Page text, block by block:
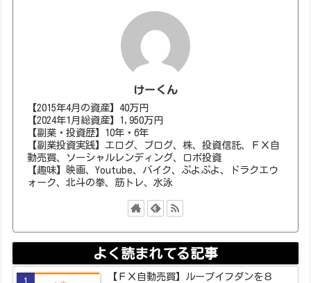
けーくん
【2015年4月の資産】40万円
【2024年1月総資産】1,950万円
【副業・投資歴】10年・6年
【副業投資実践】エログ、ブログ、株、投資信託、ＦＸ自
動売買、ソーシャルレンディング、ロボ投資
【趣味】映画、Youtube、バイク、ぷよぷよ、ドラクエウ
ォーク、北斗の拳、筋トレ、水泳
よく読まれてる記事
【ＦＸ自動売買】ループイフダンを８